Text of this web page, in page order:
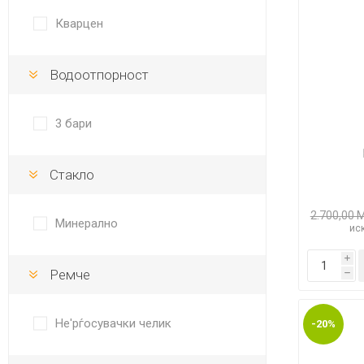
LA
BERING
2.700,00
i
h
-20%
Кварцен
Водоотпорност
3 бари
Стакло
Минерално
Ремче
Не'рѓосувачки челик